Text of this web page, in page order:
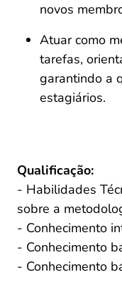
novos
Atuar como
tarefas,
garantindo a
estagiários.
Qualificação:
- Habilidades
sobre a
- Conhecimento
- Conhecimento
- Conhecimento